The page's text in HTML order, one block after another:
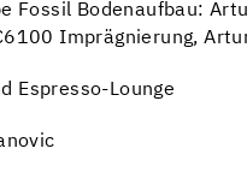
Fossil Bodenaufbau:
Imprägnierung,
Espresso-Lounge